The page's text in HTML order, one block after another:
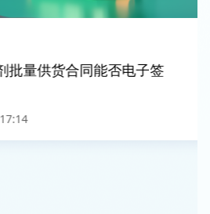
量供货合同能否电子签